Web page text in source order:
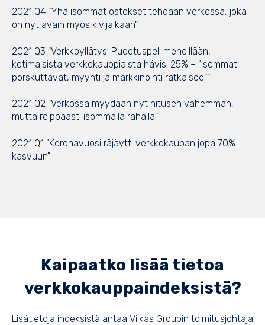
2021 Q4 "Yhä isommat ostokset tehdään verkossa, joka
on nyt avain myös kivijalkaan"
2021 Q3 "Verkkoyllätys: Pudotuspeli meneillään,
kotimaisista verkkokauppiaista hävisi 25% – "Isommat
porskuttavat, myynti ja markkinointi ratkaisee""
2021 Q2 "Verkossa myydään nyt hitusen vähemmän,
mutta reippaasti isommalla rahalla"
2021 Q1 "Koronavuosi räjäytti verkkokaupan jopa 70%
kasvuun"
Kaipaatko lisää tietoa
verkkokauppaindeksistä?
Lisätietoja indeksistä antaa Vilkas Groupin toimitusjohtaja